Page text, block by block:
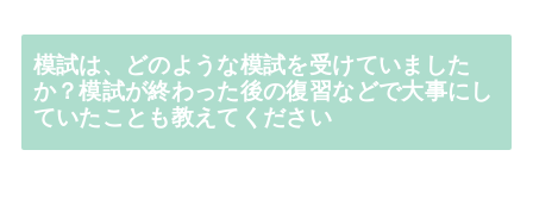
模試は、どのような模試を受けていました
か？模試が終わった後の復習などで大事にし
ていたことも教えてください